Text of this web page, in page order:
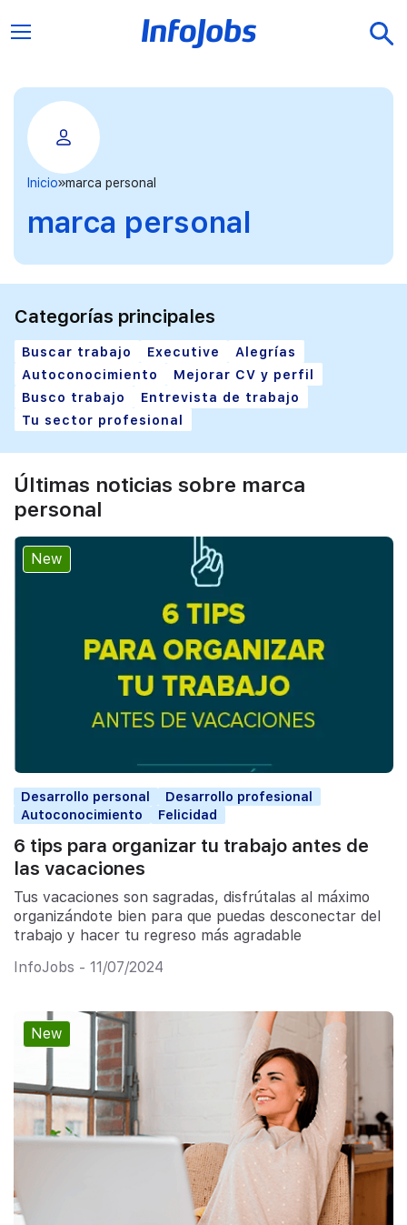
Inicio marca personal
marca personal
Categorías principales
Buscar trabajo Executive
Alegrías
Autoconocimiento
Mejorar CV y perfil
Busco trabajo
Entrevista de trabajo
Tu sector profesional
Últimas noticias sobre marca
personal
New
Desarrollo personal
Desarrollo profesional
Autoconocimiento
Felicidad
6 tips para organizar tu trabajo antes de
las vacaciones
Tus vacaciones son sagradas, disfrútalas al máximo
organizándote bien para que puedas desconectar del
trabajo y hacer tu regreso más agradable
InfoJobs - 11/07/2024
New